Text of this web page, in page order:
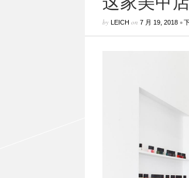
by LEICH on 7 月 19, 2018•